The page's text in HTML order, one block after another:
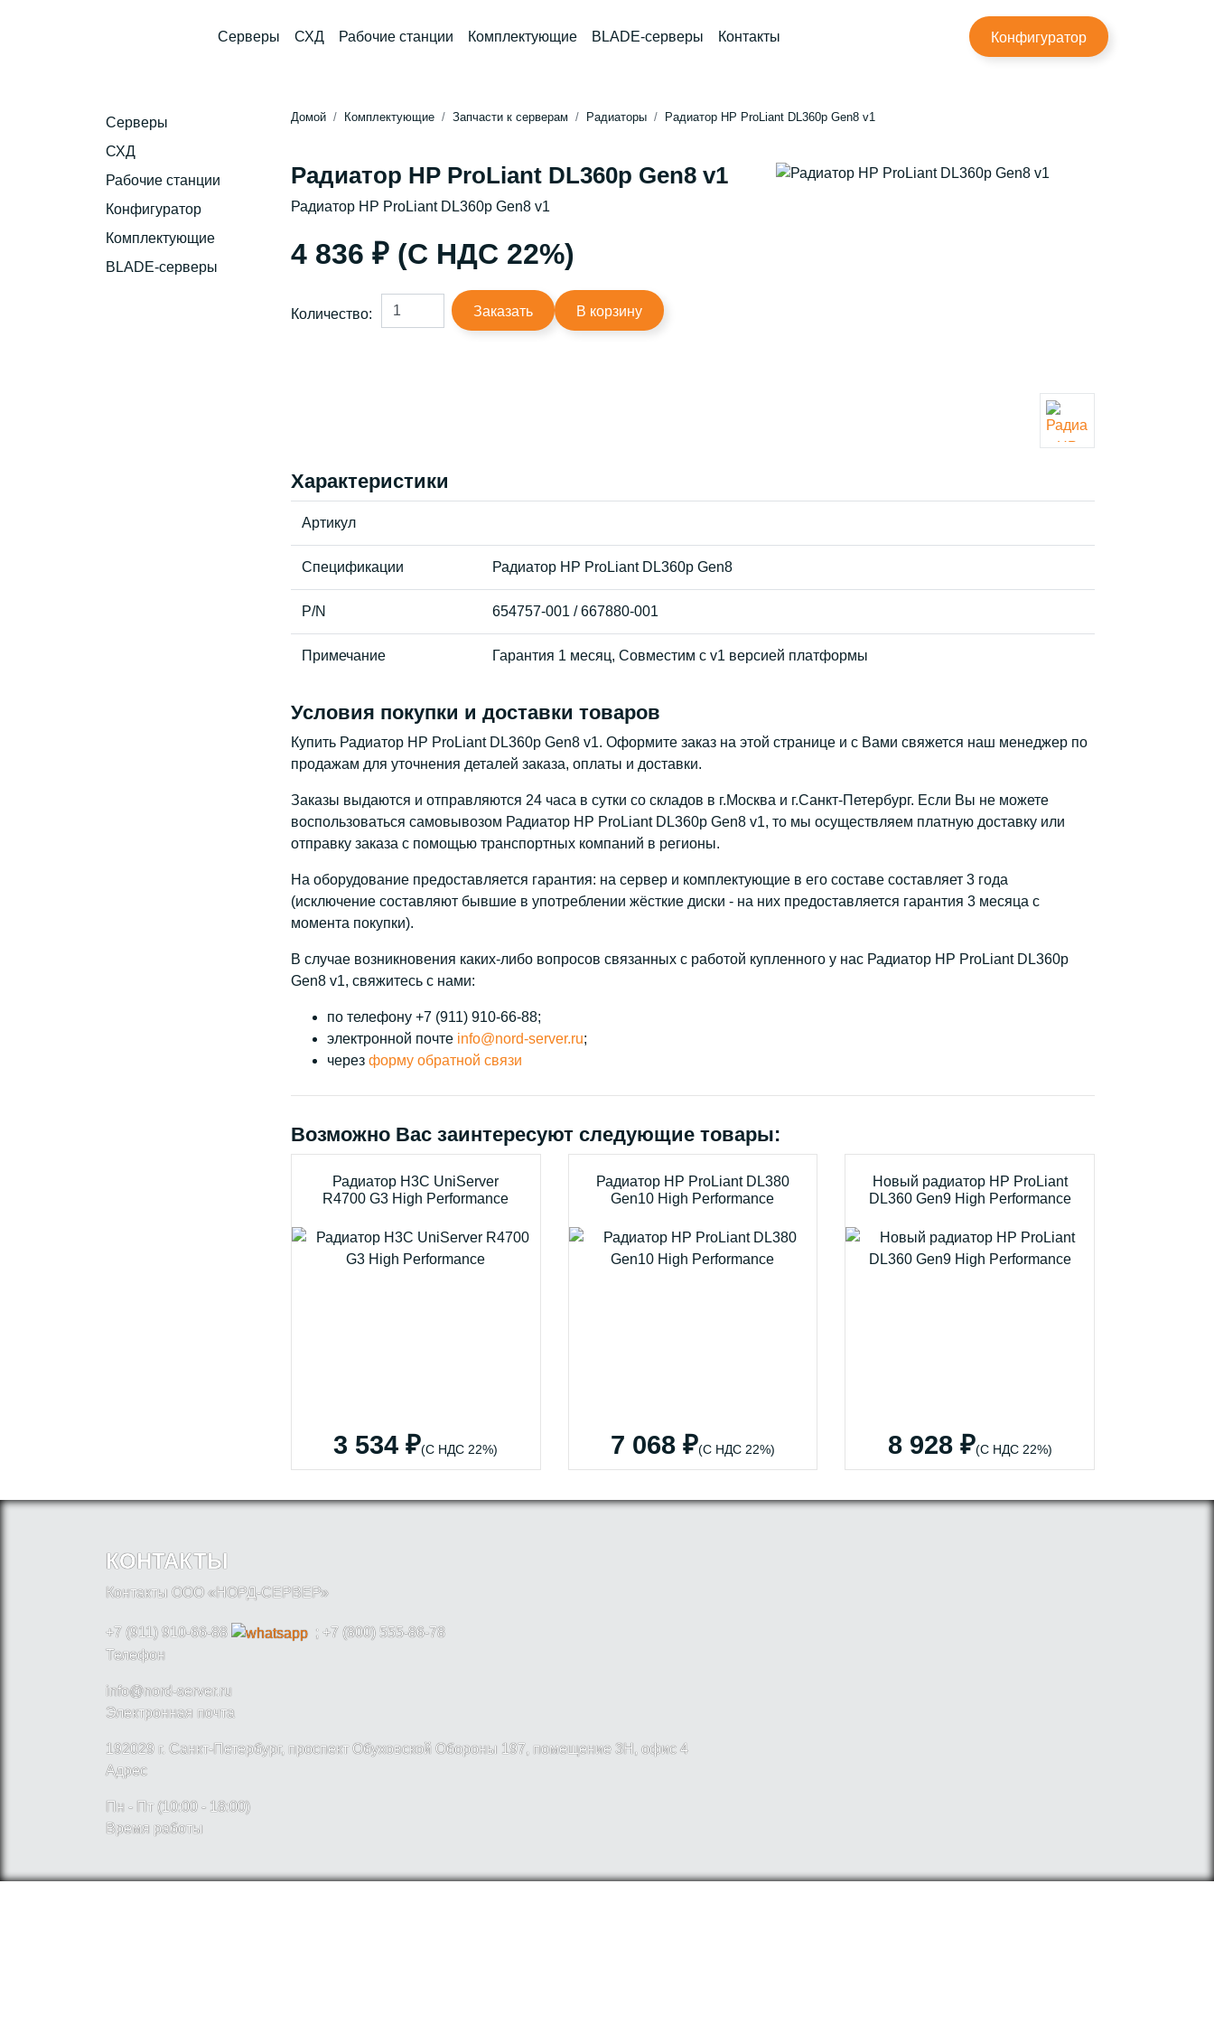
Серверы СХД Рабочие станции Комплектующие BLADE-серверы Контакты Конфигуратор
Серверы
СХД
Рабочие станции
Конфигуратор
Комплектующие
BLADE-серверы
Домой Комплектующие Запчасти к серверам Радиаторы Радиатор HP ProLiant DL360p Gen8 v1
Радиатор HP ProLiant DL360p Gen8 v1
Радиатор HP ProLiant DL360p Gen8 v1
4 836 ₽ (С НДС 22%)
Количество: Заказать В корзину
Характеристики
Артикул
Спецификации Радиатор HP ProLiant DL360p Gen8
P/N 654757-001 / 667880-001
Примечание Гарантия 1 месяц, Совместим с v1 версией платформы
Условия покупки и доставки товаров
Купить Радиатор HP ProLiant DL360p Gen8 v1. Оформите заказ на этой странице и с Вами свяжется наш менеджер по
продажам для уточнения деталей заказа, оплаты и доставки.
Заказы выдаются и отправляются 24 часа в сутки со складов в г.Москва и г.Санкт-Петербург. Если Вы не можете
воспользоваться самовывозом Радиатор HP ProLiant DL360p Gen8 v1, то мы осуществляем платную доставку или
отправку заказа с помощью транспортных компаний в регионы.
На оборудование предоставляется гарантия: на сервер и комплектующие в его составе составляет 3 года
(исключение составляют бывшие в употреблении жёсткие диски - на них предоставляется гарантия 3 месяца с
момента покупки).
В случае возникновения каких-либо вопросов связанных с работой купленного у нас Радиатор HP ProLiant DL360p
Gen8 v1, свяжитесь с нами:
по телефону +7 (911) 910-66-88;
электронной почте info@nord-server.ru;
через форму обратной связи
Возможно Вас заинтересуют следующие товары:
Радиатор H3C UniServer
R4700 G3 High Performance
3 534 ₽(С НДС 22%)
Радиатор HP ProLiant DL380
Gen10 High Performance
7 068 ₽(С НДС 22%)
Новый радиатор HP ProLiant
DL360 Gen9 High Performance
8 928 ₽(С НДС 22%)
КОНТАКТЫ
Контакты ООО «НОРД-СЕРВЕР»
+7 (911) 910-66-88
; +7 (800) 555-86-78
Телефон
info@nord-server.ru
Электронная почта
192029 г. Санкт-Петербург, проспект Обуховской Обороны 197, помещение 3Н, офис 4
Адрес
Пн - Пт (10:00 - 18:00)
Время работы